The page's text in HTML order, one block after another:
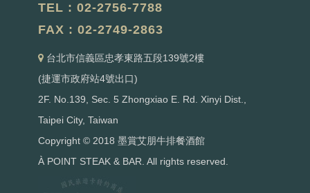
TEL : 02-2756-7788
FAX : 02-2749-2863
台北市信義區忠孝東路五段139號2樓
(捷運市政府站4號出口)
2F. No.139, Sec. 5 Zhongxiao E. Rd. Xinyi Dist.,
Taipei City, Taiwan
Copyright © 2018 墨賞艾朋牛排餐酒館
À POINT STEAK & BAR. All rights reserved.